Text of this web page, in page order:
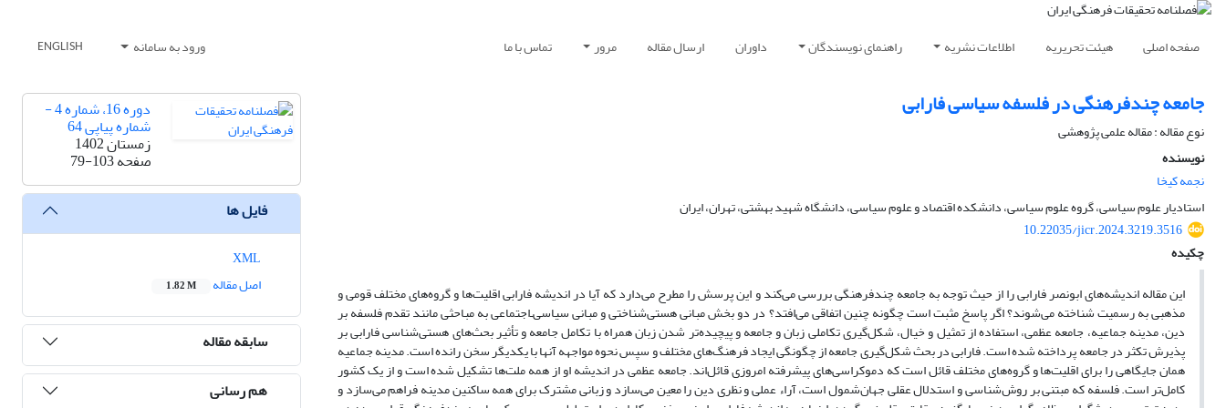
صفحه اصلی هیئت تحریریه اطلاعات نشریه راهنمای نویسندگان داوران ارسال مقاله مرور تماس با ما ورود به سامانه ENGLISH
جامعه‌ چندفرهنگی در فلسفه سیاسی فارابی
نوع مقاله : مقاله علمی پژوهشی
نویسنده
نجمه کیخا
استادیار علوم سیاسی، گروه علوم سیاسی، دانشکده اقتصاد و علوم سیاسی، دانشگاه شهید بهشتی، تهران، ایران
10.22035/jicr.2024.3219.3516
چکیده
این مقاله اندیشه‌های ابونصر فارابی را از حیث توجه به جامعه‌ چند‌فرهنگی بررسی می‌کند و این پرسش را مطرح می‌دارد که آیا در اندیشه فارابی اقلیت‌ها و گروه‌های مختلف قومی و
مذهبی به رسمیت شناخته می‌شوند؟ اگر پاسخ مثبت است چگونه چنین اتفاقی می‌افتد؟ در دو بخش مبانی هستی‌شناختی و مبانی سیاسی‌‌ـ‌اجتماعی به مباحثی مانند تقدم فلسفه بر
دین، مدینه جماعیه، جامعه عظمی، استفاده از تمثیل و خیال، شکل‌گیری تکاملی زبان و جامعه و پیچیده‌تر شدن زبان همراه با تکامل جامعه و تأثیر بحث‌های هستی‌شناسی فارابی بر
پذیرش تکثر در جامعه پرداخته شده است. فارابی در بحث شکل‌گیری جامعه از چگونگی ایجاد فرهنگ‌های مختلف و سپس نحوه مواجهه‌ آنها با یکدیگر سخن رانده است. مدینه جماعیه
همان جایگاهی را برای اقلیت‌ها و گروه‌های مختلف قائل است که دموکراسی‌های پیشرفته‌ امروزی قائل‌اند. جامعه عظمی در اندیشه او از همه ملت‌ها تشکیل شده است و از یک کشور
کامل‌تر است. فلسفه که مبتنی بر روش‌شناسی و استدلال عقلی جهان‌شمول است، آراء عملی و نظری دین را معین می‌سازد و زبانی مشترک برای همه ساکنین مدینه فراهم می‌سازد و
دوره 16، شماره 4 -
شماره پیاپی 64
زمستان 1402
صفحه79-103
فایل ها
اصل مقاله
1.82 M
سابقه مقاله
هم رسانی